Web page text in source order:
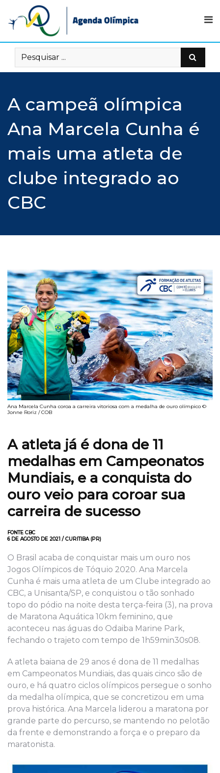
content
A campeã olímpica
Ana Marcela Cunha é
mais uma atleta de
clube integrado ao
CBC
Ana Marcela Cunha coroa a carreira vitoriosa com a medalha de ouro olímpico ©
Jonne Roriz / COB
A atleta já é dona de 11
medalhas em Campeonatos
Mundiais, e a conquista do
ouro veio para coroar sua
carreira de sucesso
FONTE CBC
6 DE AGOSTO DE 2021 / CURITIBA (PR)
O Brasil acaba de conquistar mais um ouro nos
Jogos Olímpicos de Tóquio 2020. Ana Marcela
Cunha é mais uma atleta de um Clube integrado ao
CBC, a Unisanta/SP, e conquistou o tão sonhado
topo do pódio na noite desta terça-feira (3), na prova
de Maratona Aquática 10km feminino, que
aconteceu nas águas do Odaiba Marine Park,
fechando o trajeto com tempo de 1h59min30s08.
A atleta baiana de 29 anos é dona de 11 medalhas
em Campeonatos Mundiais, das quais cinco são de
ouro, e há quatro ciclos olímpicos persegue o sonho
da medalha olímpica, que se concretizou em uma
prova histórica. Ana Marcela liderou a maratona por
grande parte do percurso, se mantendo no pelotão
da frente e demonstrando a força e o preparo da
maratonista.